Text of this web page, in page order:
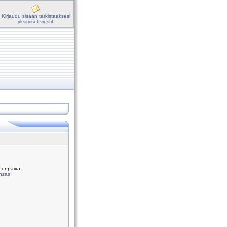
Kirjaudu sisään tarkistaaksesi
yksityiset viestit
päivä]